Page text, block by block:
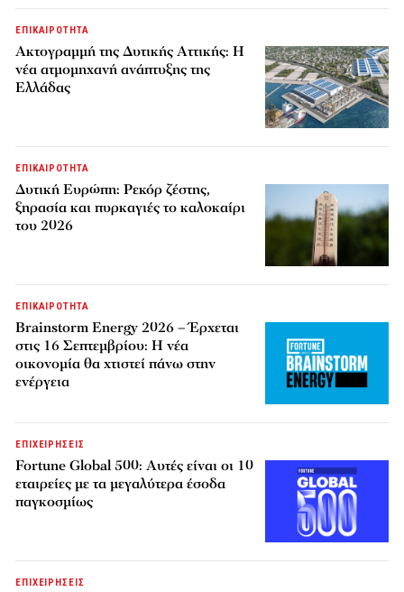
ΕΠΙΚΑΙΡΟΤΗΤΑ
Ακτογραμμή της Δυτικής Αττικής: Η
νέα ατμομηχανή ανάπτυξης της
Ελλάδας
ΕΠΙΚΑΙΡΟΤΗΤΑ
Δυτική Ευρώπη: Ρεκόρ ζέστης,
ξηρασία και πυρκαγιές το καλοκαίρι
του 2026
ΕΠΙΚΑΙΡΟΤΗΤΑ
Brainstorm Energy 2026 – Έρχεται
στις 16 Σεπτεμβρίου: Η νέα
οικονομία θα χτιστεί πάνω στην
ενέργεια
ΕΠΙΧΕΙΡΗΣΕΙΣ
Fortune Global 500: Αυτές είναι οι 10
εταιρείες με τα μεγαλύτερα έσοδα
παγκοσμίως
ΕΠΙΧΕΙΡΗΣΕΙΣ